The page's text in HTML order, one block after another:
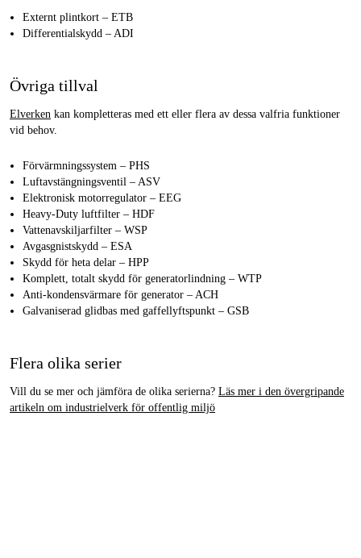
Externt plintkort – ETB
Differentialskydd – ADI
Övriga tillval
Elverken kan kompletteras med ett eller flera av dessa valfria funktioner
vid behov.
Förvärmningssystem – PHS
Luftavstängningsventil – ASV
Elektronisk motorregulator – EEG
Heavy-Duty luftfilter – HDF
Vattenavskiljarfilter – WSP
Avgasgnistskydd – ESA
Skydd för heta delar – HPP
Komplett, totalt skydd för generatorlindning – WTP
Anti-kondensvärmare för generator – ACH
Galvaniserad glidbas med gaffellyftspunkt – GSB
Flera olika serier
Vill du se mer och jämföra de olika serierna? Läs mer i den övergripande
artikeln om industrielverk för offentlig miljö